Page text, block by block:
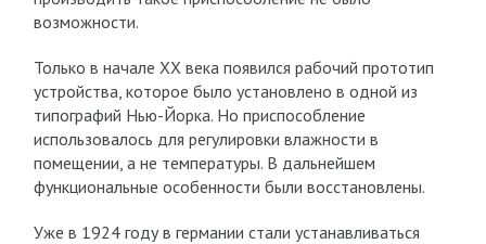
возможности.
Только в начале XX века появился рабочий прототип
устройства, которое было установлено в одной из
типографий Нью-Йорка. Но приспособление
использовалось для регулировки влажности в
помещении, а не температуры. В дальнейшем
функциональные особенности были восстановлены.
Уже в 1924 году в германии стали устанавливаться